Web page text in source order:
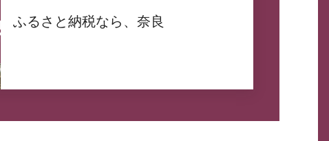
ふるさと納税なら、奈良